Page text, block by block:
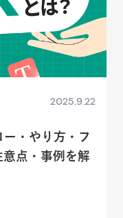
2025.9.22
・やり方・フ
意点・事例を解